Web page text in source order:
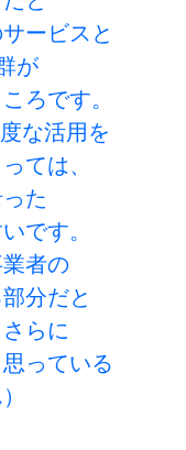
ービスと​
が​
ろです。​
な​活用を​
ては、​
た​
です。​
者の​
分だと​
らに​
っている​